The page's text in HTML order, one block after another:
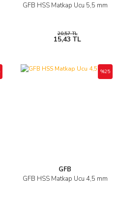
GFB HSS Matkap Ucu 5,5 mm
20,57 TL
15,43 TL
GFB
GFB HSS Matkap Ucu 4,5 mm
%25